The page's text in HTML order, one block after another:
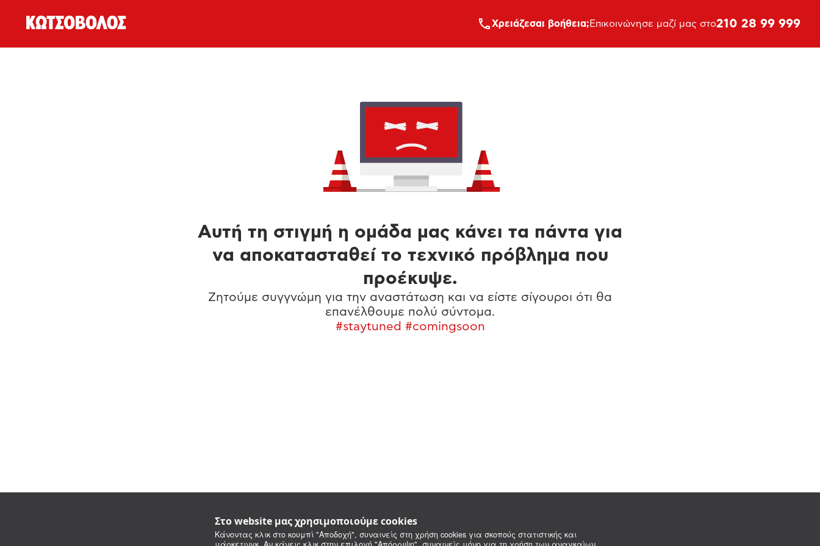
Στο website μας χρησιμοποιούμε cookies
Κάνοντας κλικ στο κουμπί "Αποδοχή", συναινείς στη χρήση cookies για σκοπούς στατιστικής και
Xρειάζεσαι βοήθεια; Επικοινώνησε μαζί μας στο210 28 99 999
Αυτή τη στιγμή η ομάδα μας κάνει τα πάντα για
να αποκατασταθεί το τεχνικό πρόβλημα που
προέκυψε.
Ζητούμε συγγνώμη για την αναστάτωση και να είστε σίγουροι ότι θα
επανέλθουμε πολύ σύντομα.
#staytuned #comingsoon